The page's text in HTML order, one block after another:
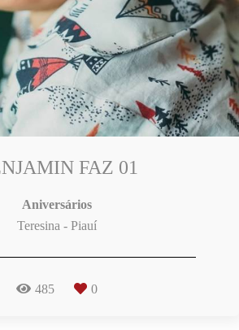
FAZ 01
Aniversários
Teresina - Piauí
485 0